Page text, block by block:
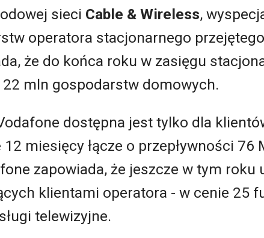
sieci Cable & Wireless,
operatora stacjonarnego
że do końca roku w zasięgu
mln gospodarstw domowych.
dostępna jest tylko dla
miesięcy łącze o przepływności 76
zapowiada, że jeszcze w tym roku
klientami operatora - w cenie 25
telewizyjne.